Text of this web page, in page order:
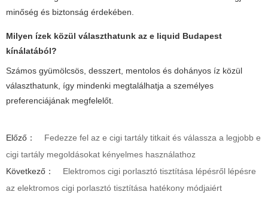
minőség és biztonság érdekében.
Milyen ízek közül választhatunk az e liquid Budapest
kínálatából?
Számos gyümölcsös, desszert, mentolos és dohányos íz közül
választhatunk, így mindenki megtalálhatja a személyes
preferenciájának megfelelőt.
Előző：
Fedezze fel az e cigi tartály titkait és válassza a legjobb e
cigi tartály megoldásokat kényelmes használathoz
Következő：
Elektromos cigi porlasztó tisztítása lépésről lépésre
az elektromos cigi porlasztó tisztítása hatékony módjaiért